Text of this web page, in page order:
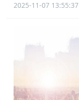
2025-11-07 13:55:37